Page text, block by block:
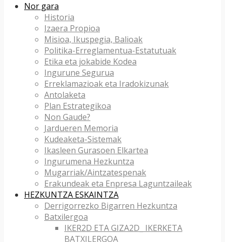
Nor gara
Historia
Izaera Propioa
Misioa, Ikuspegia, Balioak
Politika-Erreglamentua-Estatutuak
Etika eta jokabide Kodea
Ingurune Segurua
Erreklamazioak eta Iradokizunak
Antolaketa
Plan Estrategikoa
Non Gaude?
Jardueren Memoria
Kudeaketa-Sistemak
Ikasleen Gurasoen Elkartea
Ingurumena Hezkuntza
Mugarriak/Aintzatespenak
Erakundeak eta Enpresa Laguntzaileak
HEZKUNTZA ESKAINTZA
Derrigorrezko Bigarren Hezkuntza
Batxilergoa
IKER2D ETA GIZA2D_ IKERKETA
BATXILERGOA